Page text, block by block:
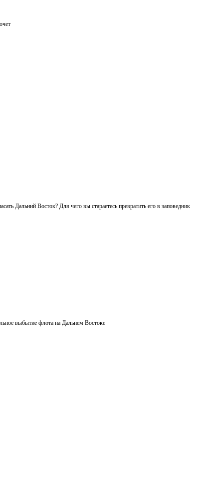
Дальний Восток? Для чего вы стараетесь превратить его в заповедник
выбытие флота на Дальнем Востоке